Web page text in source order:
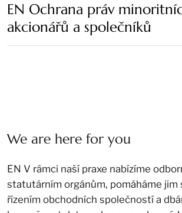
EN Ochrana práv
akcionářů a společníků
We are here for you
EN V rámci naší praxe nabízíme
statutárním orgánům, pomáháme jim
řízením obchodních společností a